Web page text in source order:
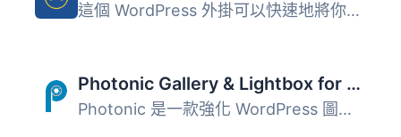
這個 WordPress 外掛可以快速地將你的 Flickr 照片顯示於 Wid...
Photonic Gallery & Lightbox for Flickr, SmugMug & Others
Photonic 是一款強化 WordPress 圖庫功能的外掛，支援多種圖...